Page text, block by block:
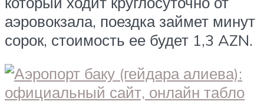
аэровокзала, поездка займет минут
сорок, стоимость ее будет 1,3 AZN.